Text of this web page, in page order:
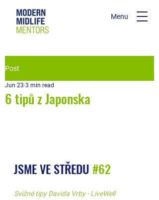
Menu
Post
6 tipů z Japonska
Jun 23 3 min read
JSME VE STŘEDU #62
Svižné tipy Davida Vrby - LiveWell